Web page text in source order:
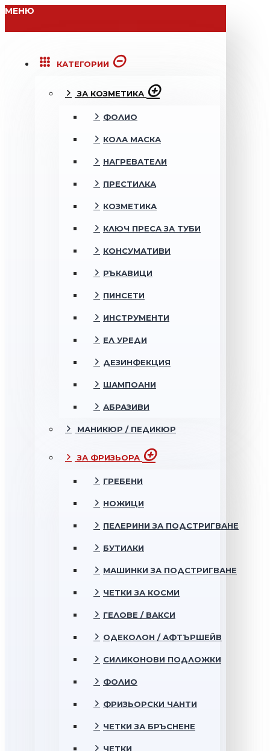
МЕНЮ
КАТЕГОРИИ
ЗА КОЗМЕТИКА
ФОЛИО
КОЛА МАСКА
НАГРЕВАТЕЛИ
ПРЕСТИЛКА
КОЗМЕТИКА
КЛЮЧ ПРЕСА ЗА ТУБИ
КОНСУМАТИВИ
РЪКАВИЦИ
ПИНСЕТИ
ИНСТРУМЕНТИ
ЕЛ УРЕДИ
ДЕЗИНФЕКЦИЯ
ШАМПОАНИ
АБРАЗИВИ
МАНИКЮР / ПЕДИКЮР
ЗА ФРИЗЬОРА
ГРЕБЕНИ
НОЖИЦИ
ПЕЛЕРИНИ ЗА ПОДСТРИГВАНЕ
БУТИЛКИ
МАШИНКИ ЗА ПОДСТРИГВАНЕ
ЧЕТКИ ЗА КОСМИ
ГЕЛОВЕ / ВАКСИ
ОДЕКОЛОН / АФТЪРШЕЙВ
СИЛИКОНОВИ ПОДЛОЖКИ
ФОЛИО
ФРИЗЬОРСКИ ЧАНТИ
ЧЕТКИ ЗА БРЪСНЕНЕ
ЧЕТКИ